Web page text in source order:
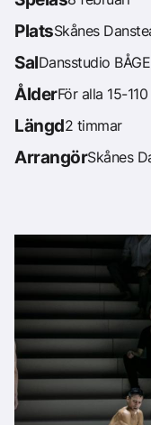
PlatsSkånes
SalDansstudio
ÅlderFör alla 15-110
Längd2 timmar
ArrangörSkånes